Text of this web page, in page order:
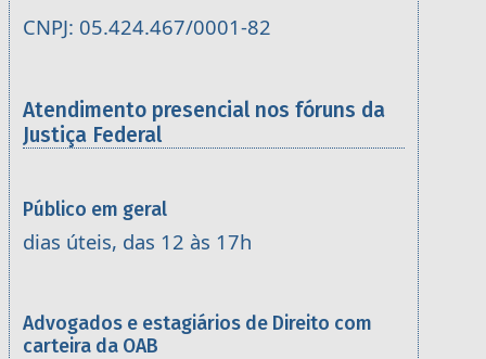
CNPJ: 05.424.467/0001-82
Atendimento presencial nos fóruns da
Justiça Federal
Público em geral
dias úteis, das 12 às 17h
Advogados e estagiários de Direito com
carteira da OAB